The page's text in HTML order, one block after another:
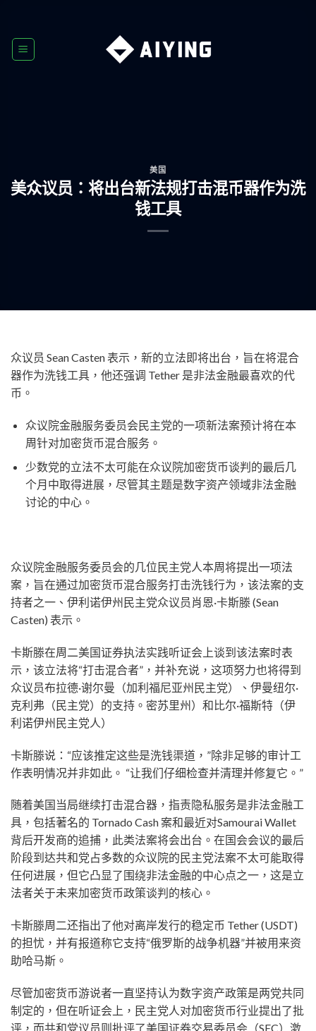
content
美国
美众议员：将出台新法规打击混币器作为洗
钱工具
众议员 Sean Casten 表示，新的立法即将出台，旨在将混合
器作为洗钱工具，他还强调 Tether 是非法金融最喜欢的代
币。
众议院金融服务委员会民主党的一项新法案预计将在本
周针对加密货币混合服务。
少数党的立法不太可能在众议院加密货币谈判的最后几
个月中取得进展，尽管其主题是数字资产领域非法金融
讨论的中心。
众议院金融服务委员会的几位民主党人本周将提出一项法
案，旨在通过加密货币混合服务打击洗钱行为，该法案的支
持者之一、伊利诺伊州民主党众议员肖恩·卡斯滕 (Sean
Casten) 表示。
卡斯滕在周二美国证券执法实践听证会上谈到该法案时表
示，该立法将“打击混合者”，并补充说，这项努力也将得到
众议员布拉德·谢尔曼（加利福尼亚州民主党）、伊曼纽尔·
克利弗（民主党）的支持。密苏里州）和比尔·福斯特（伊
利诺伊州民主党人）
卡斯滕说：“应该推定这些是洗钱渠道，”除非足够的审计工
作表明情况并非如此。 “让我们仔细检查并清理并修复它。”
随着美国当局继续打击混合器，指责隐私服务是非法金融工
具，包括著名的 Tornado Cash 案和最近对Samourai Wallet
背后开发商的追捕，此类法案将会出台。在国会会议的最后
阶段到达共和党占多数的众议院的民主党法案不太可能取得
任何进展，但它凸显了围绕非法金融的中心点之一，这是立
法者关于未来加密货币政策谈判的核心。
卡斯滕周二还指出了他对离岸发行的稳定币 Tether (USDT)
的担忧，并有报道称它支持“俄罗斯的战争机器”并被用来资
助哈马斯。
尽管加密货币游说者一直坚持认为数字资产政策是两党共同
制定的，但在听证会上，民主党人对加密货币行业提出了批
评，而共和党议员则批评了美国证券交易委员会（SEC）激